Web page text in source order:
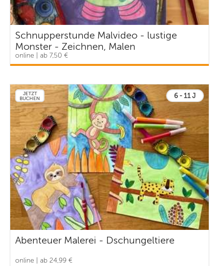
Schnupperstunde Malvideo - lustige
Monster - Zeichnen, Malen
online | ab 7,50 €
JETZT
BUCHEN
6 - 11 J
Abenteuer Malerei - Dschungeltiere
online | ab 24,99 €